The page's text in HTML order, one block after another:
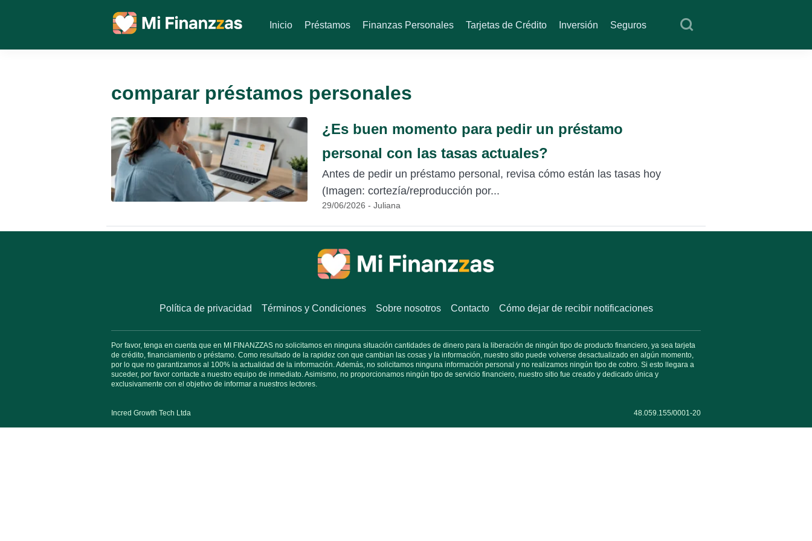
Inicio Préstamos Finanzas Personales Tarjetas de Crédito Inversión Seguros
comparar préstamos personales
¿Es buen momento para pedir un préstamo
personal con las tasas actuales?
Antes de pedir un préstamo personal, revisa cómo están las tasas hoy
(Imagen: cortezía/reproducción por...
29/06/2026 - Juliana
Política de privacidad Términos y Condiciones Sobre nosotros Contacto Cómo dejar de recibir notificaciones
Por favor, tenga en cuenta que en MI FINANZZAS no solicitamos en ninguna situación cantidades de dinero para la liberación de ningún tipo de producto financiero, ya sea tarjeta
de crédito, financiamiento o préstamo. Como resultado de la rapidez con que cambian las cosas y la información, nuestro sitio puede volverse desactualizado en algún momento,
por lo que no garantizamos al 100% la actualidad de la información. Además, no solicitamos ninguna información personal y no realizamos ningún tipo de cobro. Si esto llegara a
suceder, por favor contacte a nuestro equipo de inmediato. Asimismo, no proporcionamos ningún tipo de servicio financiero, nuestro sitio fue creado y dedicado única y
exclusivamente con el objetivo de informar a nuestros lectores.
48.059.155/0001-20
Incred Growth Tech Ltda